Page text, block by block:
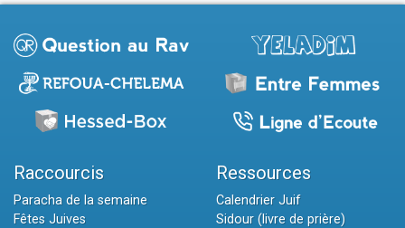
Raccourcis
Paracha de la semaine
Fêtes Juives
Ressources
Calendrier Juif
Sidour (livre de prière)